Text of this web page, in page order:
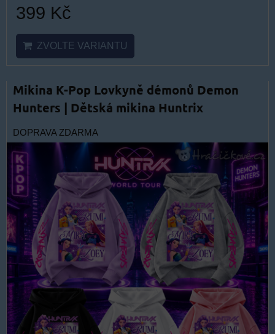
399 Kč
ZVOLTE VARIANTU
Mikina K-Pop Lovkyně démonů Demon
Hunters | Dětská mikina Huntrix
DOPRAVA ZDARMA